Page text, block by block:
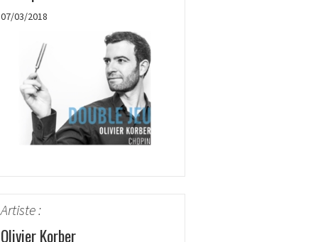
07/03/2018
Artiste :
Olivier Korber